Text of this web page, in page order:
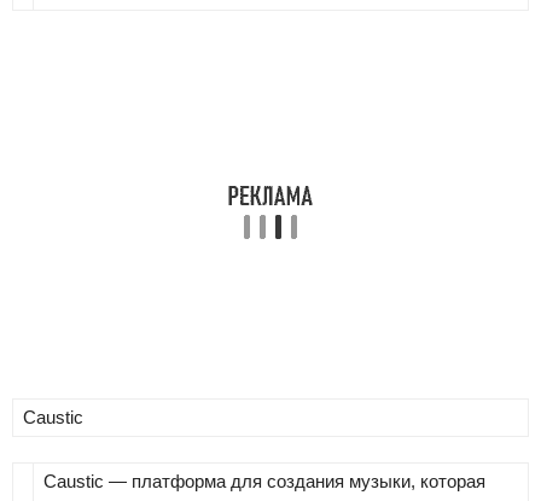
Caustic
Caustic — платформа для создания музыки, которая